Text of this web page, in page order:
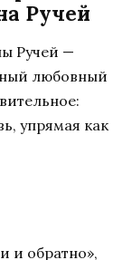
Ручей
Ручей —
любовный
упрямая как
и обратно»,